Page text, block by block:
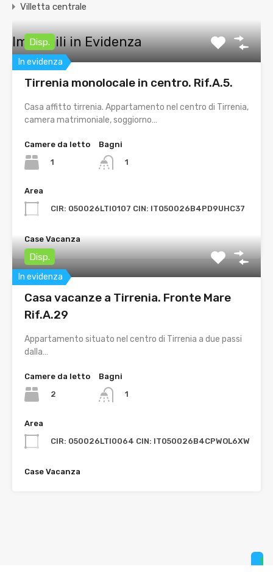
Villetta centrale
Immobili in Evidenza
In evidenza
Disp.
Tirrenia monolocale in centro. Rif.A.5.
Casa affitto tirrenia. Appartamento nel centro di Tirrenia,
camera matrimoniale, soggiorno…
Camere da letto
1
Bagni
1
Area
CIR: 050026LTI0107 CIN: IT050026B4PD9UHC37
Case Vacanza
In evidenza
Disp.
Casa vacanze a Tirrenia. Fronte Mare
Rif.A.29
Appartamento situato nel centro di Tirrenia a due passi
dalla…
Camere da letto
2
Bagni
1
Area
CIR: 050026LTI0064 CIN: IT050026B4CPWOL6XW
Case Vacanza